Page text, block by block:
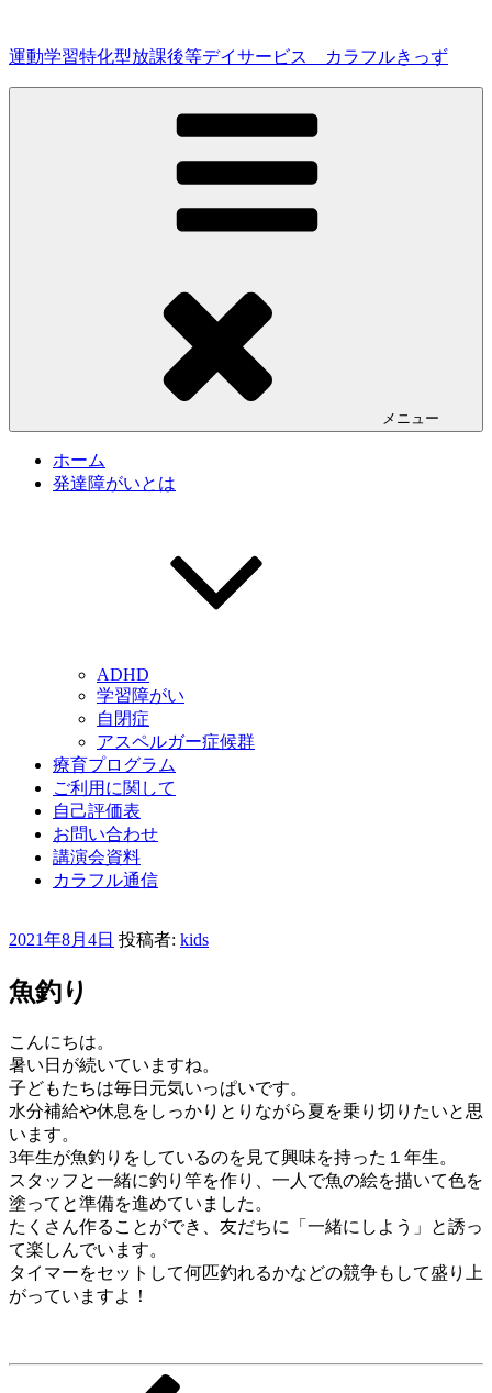
テ
ン
運動学習特化型放課後等デイサービス カラフルきっず
メニュー
ホーム
発達障がいとは
ADHD
学習障がい
自閉症
アスペルガー症候群
療育プログラム
ご利用に関して
自己評価表
お問い合わせ
講演会資料
カラフル通信
投
日:
2021年8月4日 投稿者: kids
魚釣り
こんにちは。
暑い日が続いていますね。
子どもたちは毎日元気いっぱいです。
水分補給や休息をしっかりとりながら夏を乗り切りたいと思
います。
3年生が魚釣りをしているのを見て興味を持った１年生。
スタッフと一緒に釣り竿を作り、一人で魚の絵を描いて色を
塗ってと準備を進めていました。
たくさん作ることができ、友だちに「一緒にしよう」と誘っ
て楽しんでいます。
タイマーをセットして何匹釣れるかなどの競争もして盛り上
がっていますよ！